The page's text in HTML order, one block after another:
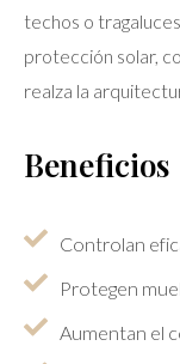
techos o
protección solar,
realza la
Beneficios
Controlan
Protegen
Aumentan el